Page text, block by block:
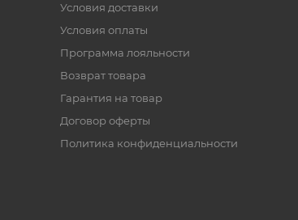
Условия доставки
Условия оплаты
Программа лояльности
Возврат товара
Гарантия на товар
Договор оферты
Политика конфиденциальности